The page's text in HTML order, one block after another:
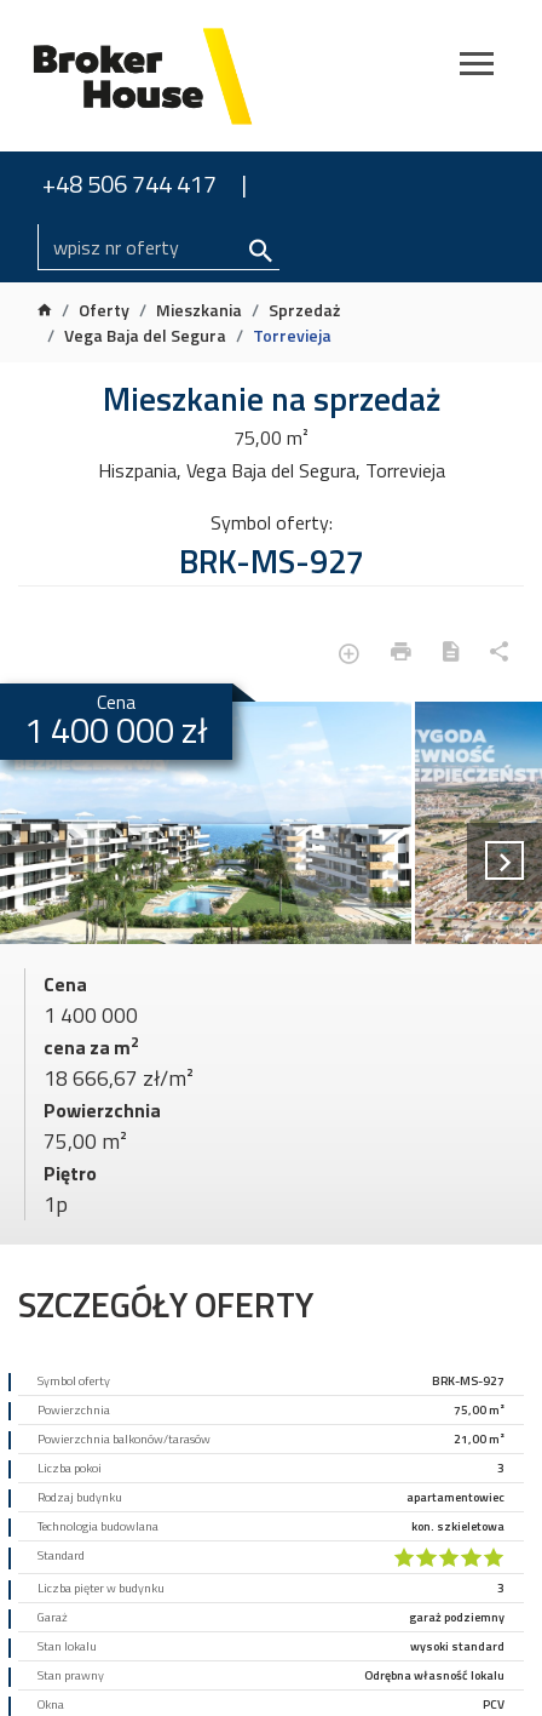
+48 506 744 417
Oferty Mieszkania
Sprzedaż
Vega Baja del Segura
Torrevieja
Mieszkanie na sprzedaż
75,00 m²
Hiszpania, Vega Baja del Segura, Torrevieja
Symbol oferty:
BRK-MS-927
Cena
1 400 000 zł
Cena
1 400 000
cena za m2
18 666,67 zł/m²
Powierzchnia
75,00 m²
Piętro
1p
SZCZEGÓŁY OFERTY
Symbol oferty
BRK-MS-927
Powierzchnia
75,00 m²
Powierzchnia balkonów/tarasów
21,00 m²
Liczba pokoi
3
Rodzaj budynku
apartamentowiec
Technologia budowlana
kon. szkieletowa
Standard
Liczba pięter w budynku
3
Garaż
garaż podziemny
Stan lokalu
wysoki standard
Stan prawny
Odrębna własność lokalu
Okna
PCV